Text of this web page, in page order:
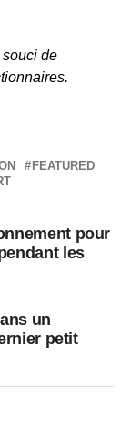
de
FEATURED
pour
les
un
petit